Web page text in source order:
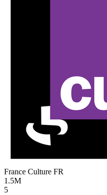
France Culture FR
1.5M
5